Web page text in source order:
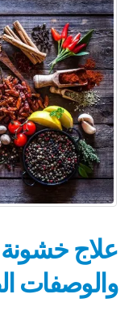
علاج خشونة
والوصفات